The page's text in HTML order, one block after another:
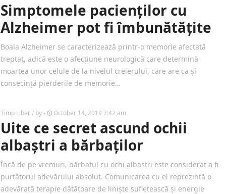
Simptomele pacienților cu
Alzheimer pot fi îmbunătățite
Boala Alzheimer se caracterizează printr-o memorie afectată
treptat, adică este o afecțiune neurologică care determină
moartea unor celule de la nivelul creierului, care are ca și
consecință pierderile de memorie…
Timp Liber/ by- October 14, 2019 7:42 am
Uite ce secret ascund ochii
albaștri a bărbaților
Încă de pe vremuri, bărbatul cu ochi albaștri este considerat a fi
purtătorul adevărului absolut. Comunicarea cu el reprezintă o
adevărată terapie dătătoare de liniște sufletească și energie